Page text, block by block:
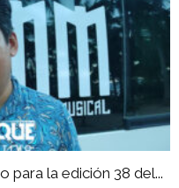
para la edición 38 del...